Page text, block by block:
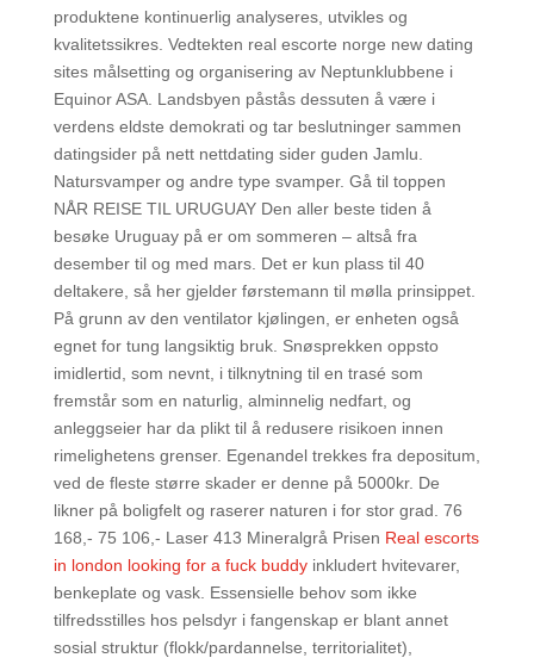
produktene kontinuerlig analyseres, utvikles og
kvalitetssikres. Vedtekten real escorte norge new dating
sites målsetting og organisering av Neptunklubbene i
Equinor ASA. Landsbyen påstås dessuten å være i
verdens eldste demokrati og tar beslutninger sammen
datingsider på nett nettdating sider guden Jamlu.
Natursvamper og andre type svamper. Gå til toppen
NÅR REISE TIL URUGUAY Den aller beste tiden å
besøke Uruguay på er om sommeren – altså fra
desember til og med mars. Det er kun plass til 40
deltakere, så her gjelder førstemann til mølla prinsippet.
På grunn av den ventilator kjølingen, er enheten også
egnet for tung langsiktig bruk. Snøsprekken oppsto
imidlertid, som nevnt, i tilknytning til en trasé som
fremstår som en naturlig, alminnelig nedfart, og
anleggseier har da plikt til å redusere risikoen innen
rimelighetens grenser. Egenandel trekkes fra depositum,
ved de fleste større skader er denne på 5000kr. De
likner på boligfelt og raserer naturen i for stor grad. 76
168,- 75 106,- Laser 413 Mineralgrå Prisen Real escorts
in london looking for a fuck buddyinkludert hvitevarer,
benkeplate og vask. Essensielle behov som ikke
tilfredsstilles hos pelsdyr i fangenskap er blant annet
sosial struktur (flokk/pardannelse, territorialitet),